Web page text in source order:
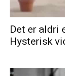
Det er aldri
Hysterisk